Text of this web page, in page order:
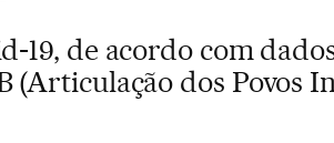
19, de acordo com
(Articulação dos Povos